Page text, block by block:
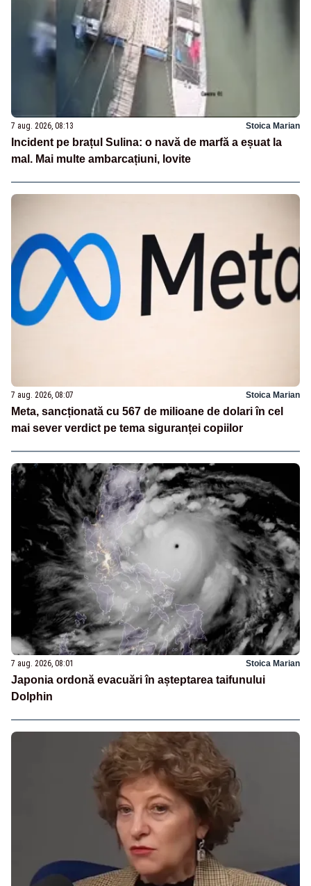
7 aug. 2026, 08:13 Stoica Marian
Incident pe brațul Sulina: o navă de marfă a eșuat la
mal. Mai multe ambarcațiuni, lovite
7 aug. 2026, 08:07 Stoica Marian
Meta, sancționată cu 567 de milioane de dolari în cel
mai sever verdict pe tema siguranței copiilor
7 aug. 2026, 08:01 Stoica Marian
Japonia ordonă evacuări în așteptarea taifunului
Dolphin